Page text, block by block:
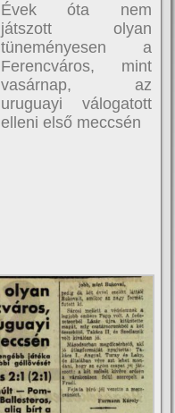
Évek óta nem
játszott olyan
tüneményesen a
Ferencváros, mint
vasárnap, az
uruguayi válogatott
elleni első meccsén